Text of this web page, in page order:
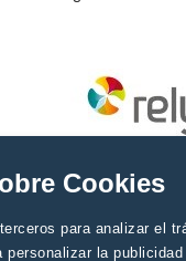
Cookies
para analizar el
la